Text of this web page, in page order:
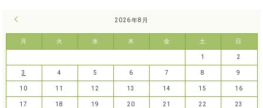
2026年8月
月 火 水 木 金 土 日
1 2
3 4 5 6 7 8 9
10 11 12 13 14 15 16
17 18 19 20 21 22 23